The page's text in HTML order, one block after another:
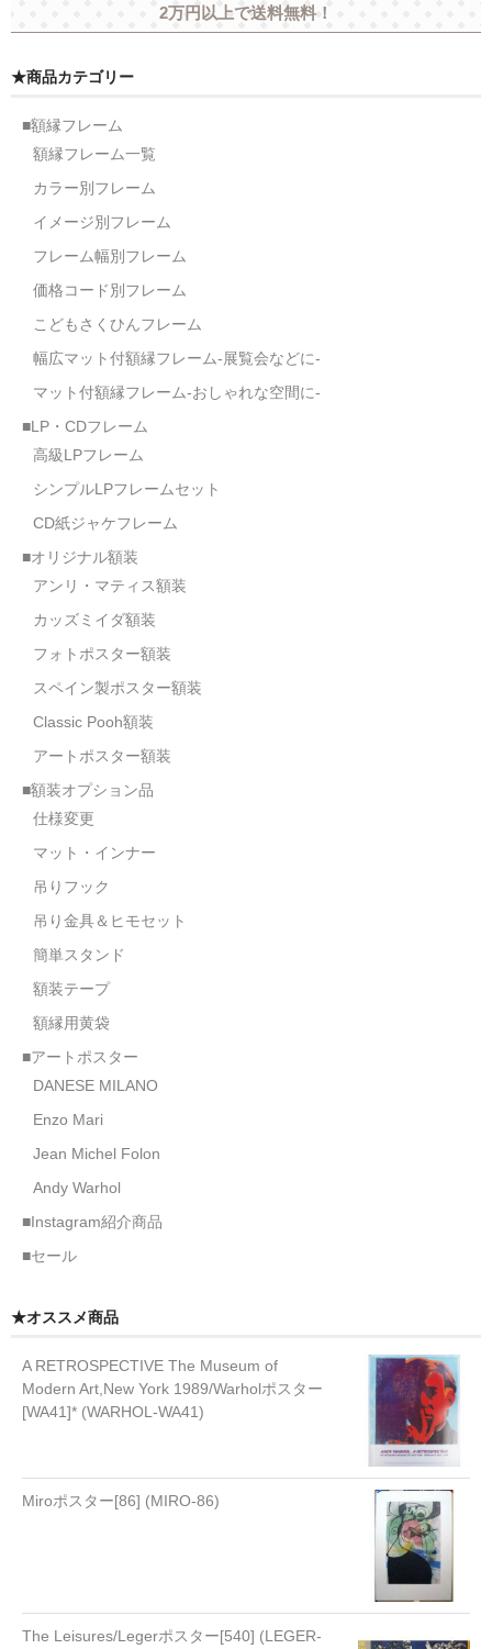
2万円以上で送料無料！
★商品カテゴリー
■額縁フレーム
額縁フレーム一覧
カラー別フレーム
イメージ別フレーム
フレーム幅別フレーム
価格コード別フレーム
こどもさくひんフレーム
幅広マット付額縁フレーム-展覧会などに-
マット付額縁フレーム-おしゃれな空間に-
■LP・CDフレーム
高級LPフレーム
シンプルLPフレームセット
CD紙ジャケフレーム
■オリジナル額装
アンリ・マティス額装
カッズミイダ額装
フォトポスター額装
スペイン製ポスター額装
Classic Pooh額装
アートポスター額装
■額装オプション品
仕様変更
マット・インナー
吊りフック
吊り金具＆ヒモセット
簡単スタンド
額装テープ
額縁用黄袋
■アートポスター
DANESE MILANO
Enzo Mari
Jean Michel Folon
Andy Warhol
■Instagram紹介商品
■セール
★オススメ商品
A RETROSPECTIVE The Museum of
Modern Art,New York 1989/Warholポスター
[WA41]* (WARHOL-WA41)
Miroポスター[86] (MIRO-86)
The Leisures/Legerポスター[540] (LEGER-